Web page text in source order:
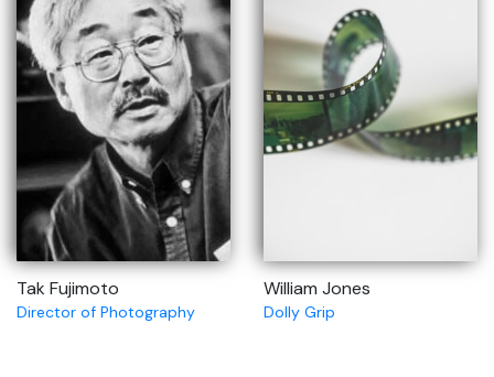
Tak Fujimoto
Director of Photography
William Jones
Dolly Grip